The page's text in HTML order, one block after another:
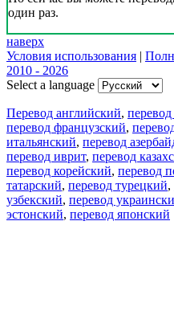
один раз.
наверх
Условия использования |
2010 - 2026
Select a language
Перевод английский,
перевод французский,
итальянский, перевод
перевод иврит, перевод
перевод корейский, перевод
татарский, перевод турецкий,
узбекский, перевод
эстонский, перевод японский